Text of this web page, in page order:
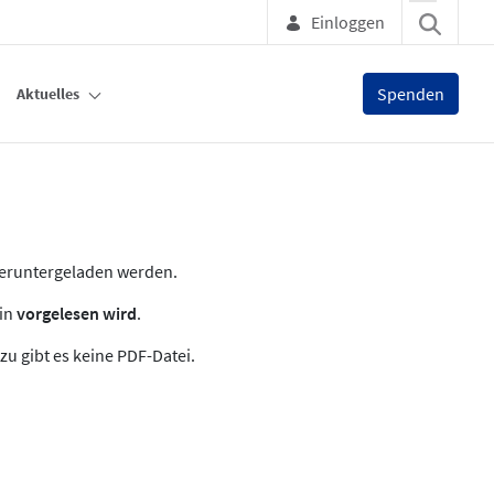
Einloggen
Aktuelles Spenden
werden.
vorgelesen wird.
gibt es keine PDF-Datei.